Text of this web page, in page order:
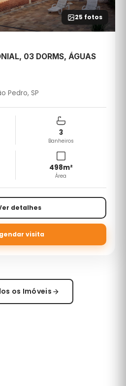
25 fotos
03 DORMS, ÁGUAS
Pedro, SP
3
Banheiros
498m²
Área
detalhes
visita
os Imóveis